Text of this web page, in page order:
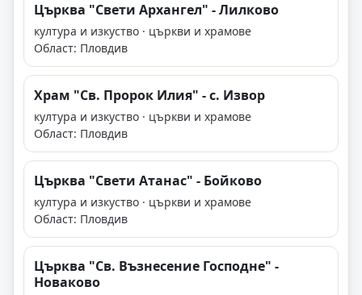
Църква "Свети Архангел" - Лилково
култура и изкуство · църкви и храмове
Област: Пловдив
Храм "Св. Пророк Илия" - с. Извор
култура и изкуство · църкви и храмове
Област: Пловдив
Църква "Свети Атанас" - Бойково
култура и изкуство · църкви и храмове
Област: Пловдив
Църква "Св. Възнесение Господне" -
Новаково